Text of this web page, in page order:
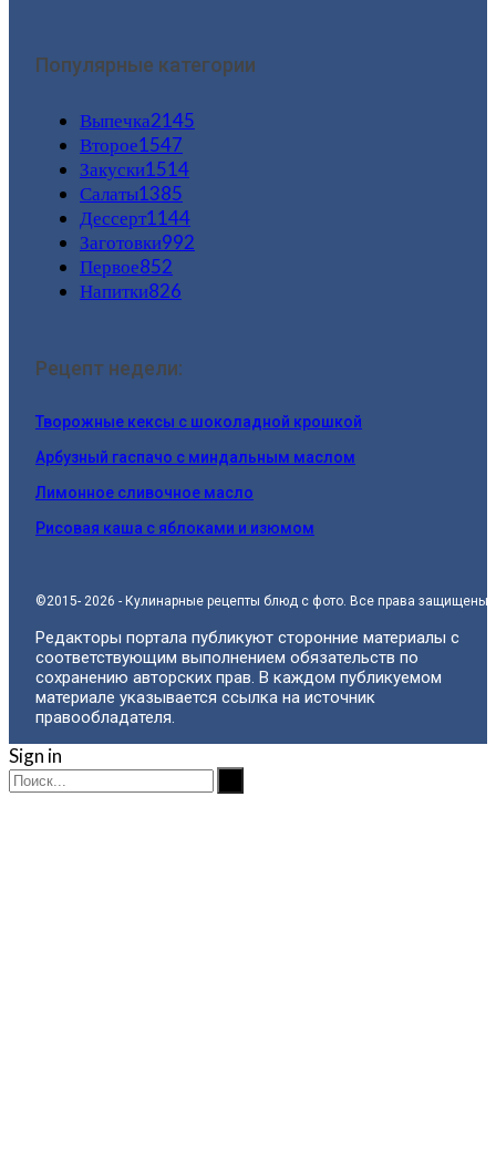
Популярные категории
Выпечка2145
Второе1547
Закуски1514
Салаты1385
Дессерт1144
Заготовки992
Первое852
Напитки826
Рецепт недели:
Творожные кексы с шоколадной крошкой
Арбузный гаспачо с миндальным маслом
Лимонное сливочное масло
Рисовая каша с яблоками и изюмом
©2015- 2026 - Кулинарные рецепты блюд с фото. Все права защищены.
Редакторы портала публикуют сторонние материалы с
соответствующим выполнением обязательств по
сохранению авторских прав. В каждом публикуемом
материале указывается ссылка на источник
правообладателя.
Sign in